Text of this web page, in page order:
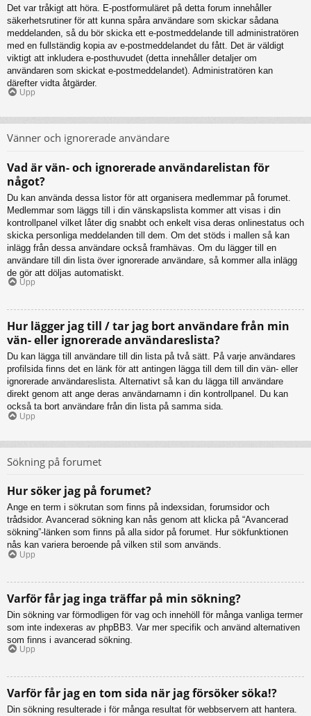
Det var tråkigt att höra. E-postformuläret på detta forum innehåller
säkerhetsrutiner för att kunna spåra användare som skickar sådana
meddelanden, så du bör skicka ett e-postmeddelande till administratören
med en fullständig kopia av e-postmeddelandet du fått. Det är väldigt
viktigt att inkludera e-posthuvudet (detta innehåller detaljer om
användaren som skickat e-postmeddelandet). Administratören kan
därefter vidta åtgärder.
Upp
Vänner och ignorerade användare
Vad är vän- och ignorerade användarelistan för
något?
Du kan använda dessa listor för att organisera medlemmar på forumet.
Medlemmar som läggs till i din vänskapslista kommer att visas i din
kontrollpanel vilket låter dig snabbt och enkelt visa deras onlinestatus och
skicka personliga meddelanden till dem. Om det stöds i mallen så kan
inlägg från dessa användare också framhävas. Om du lägger till en
användare till din lista över ignorerade användare, så kommer alla inlägg
de gör att döljas automatiskt.
Upp
Hur lägger jag till / tar jag bort användare från min
vän- eller ignorerade användareslista?
Du kan lägga till användare till din lista på två sätt. På varje användares
profilsida finns det en länk för att antingen lägga till dem till din vän- eller
ignorerade användareslista. Alternativt så kan du lägga till användare
direkt genom att ange deras användarnamn i din kontrollpanel. Du kan
också ta bort användare från din lista på samma sida.
Upp
Sökning på forumet
Hur söker jag på forumet?
Ange en term i sökrutan som finns på indexsidan, forumsidor och
trådsidor. Avancerad sökning kan nås genom att klicka på “Avancerad
sökning”-länken som finns på alla sidor på forumet. Hur sökfunktionen
nås kan variera beroende på vilken stil som används.
Upp
Varför får jag inga träffar på min sökning?
Din sökning var förmodligen för vag och innehöll för många vanliga termer
som inte indexeras av phpBB3. Var mer specifik och använd alternativen
som finns i avancerad sökning.
Upp
Varför får jag en tom sida när jag försöker söka!?
Din sökning resulterade i för många resultat för webbservern att hantera.